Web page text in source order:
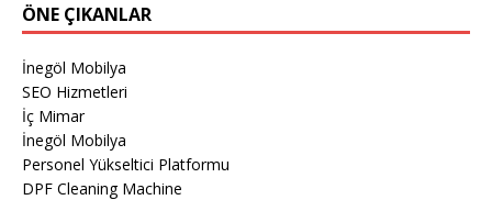
ÖNE ÇIKANLAR
İnegöl Mobilya
SEO Hizmetleri
İç Mimar
İnegöl Mobilya
Personel Yükseltici Platformu
DPF Cleaning Machine